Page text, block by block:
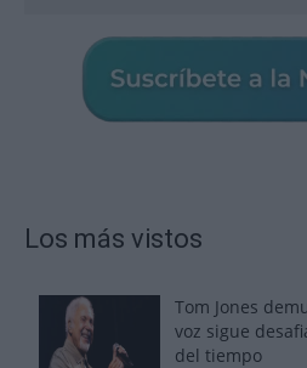
Los más vistos
Tom Jones
voz sigue
del tiempo